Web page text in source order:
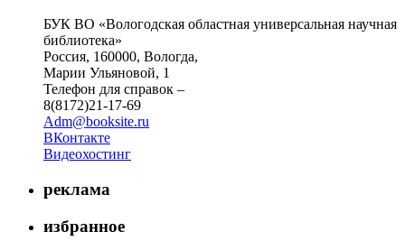
БУК ВО «Вологодская областная универсальная научная
библиотека»
Россия, 160000, Вологда,
Марии Ульяновой, 1
Телефон для справок –
8(8172)21-17-69
Adm@booksite.ru
ВКонтакте
Видеохостинг
реклама
избранное